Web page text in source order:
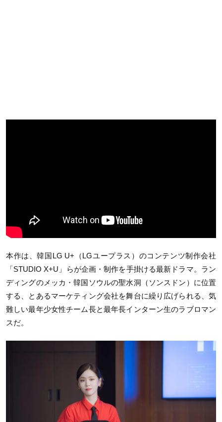
本作は、韓国LG U+（LGユープラス）のコンテンツ制作会社
「STUDIO X+U」らが企画・制作を手掛ける最新ドラマ。ラン
ディングのメッカ・韓国ソウルの聖水洞（ソンスドン）に位置
する、とあるマーケティング会社を舞台に繰り広げられる、気
難しい最年少女性チーム長と最年長インターン生のラブロマン
スだ。